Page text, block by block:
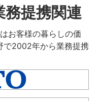
務提携関連
お客様の暮らしの価
で2002年から業務提携